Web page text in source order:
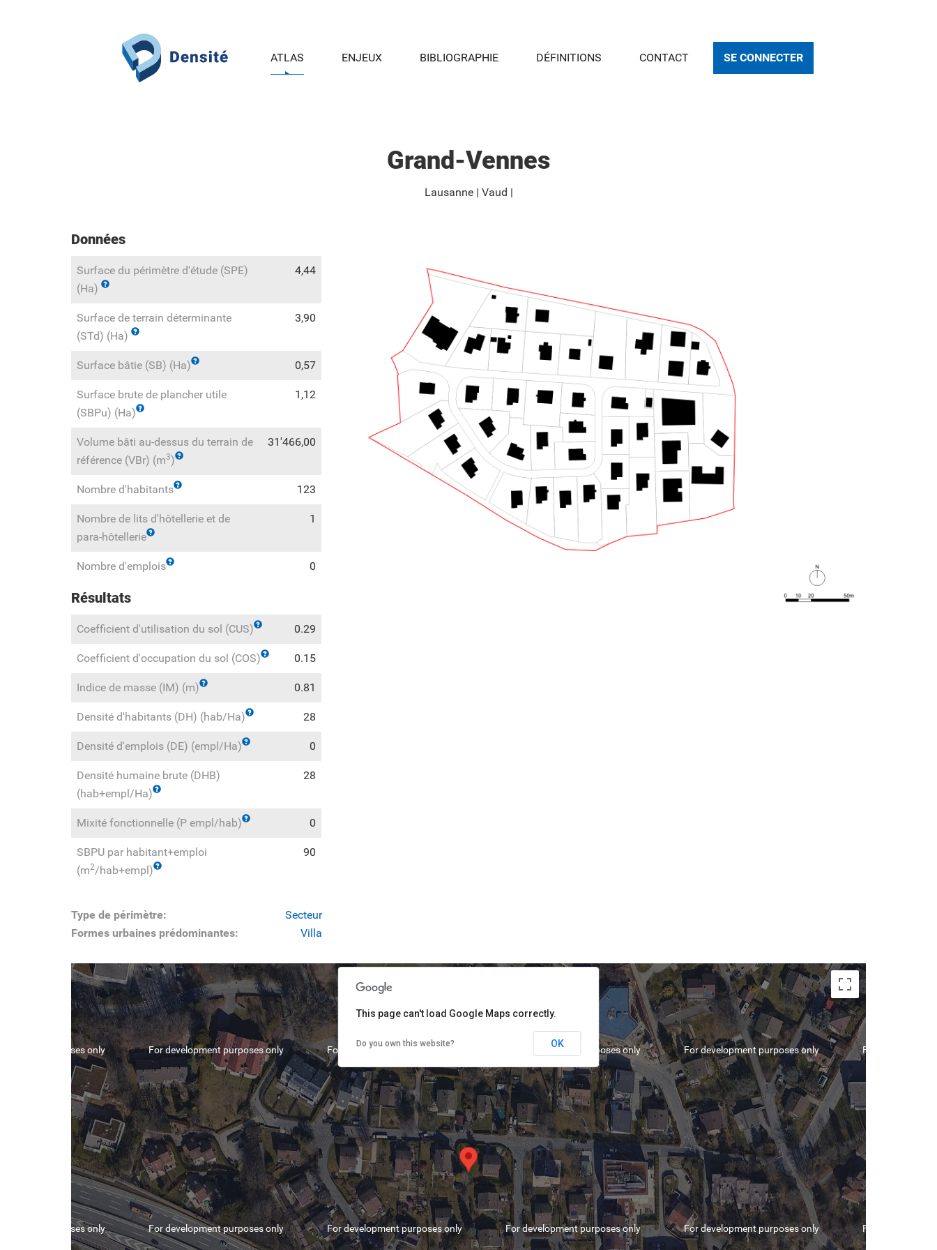
ATLAS ENJEUX BIBLIOGRAPHIE DÉFINITIONS CONTACT SE CONNECTER
Grand-Vennes
Lausanne Vaud
Données
Surface du périmètre d'étude (SPE)
(Ha)
4,44
Surface de terrain déterminante
(STd) (Ha)
3,90
Surface bâtie (SB) (Ha) 0,57
Surface brute de plancher utile
(SBPu) (Ha)
1,12
Volume bâti au-dessus du terrain de
référence (VBr) (m3)
31'466,00
Nombre d'habitants 123
Nombre de lits d'hôtellerie et de
para-hôtellerie
1
Nombre d'emplois 0
Résultats
Coefficient d'utilisation du sol (CUS) 0.29
Coefficient d'occupation du sol (COS) 0.15
Indice de masse (IM) (m) 0.81
Densité d'habitants (DH) (hab/Ha) 28
Densité d'emplois (DE) (empl/Ha) 0
Densité humaine brute (DHB)
(hab+empl/Ha)
28
Mixité fonctionnelle (P empl/hab) 0
SBPU par habitant+emploi
(m2/hab+empl)
90
Type de périmètre:
Secteur
Formes urbaines prédominantes:
Villa
For development purposes only
For development purposes only For development purposes only
For development purposes only
For development purposes only For development purposes only
For development purposes only
For development purposes only For
purposes only For
purposes only
This page can't load Google Maps correctly.
Do you own this website? OK